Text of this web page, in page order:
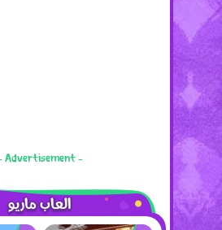
- Advertisement -
العاب ماريو